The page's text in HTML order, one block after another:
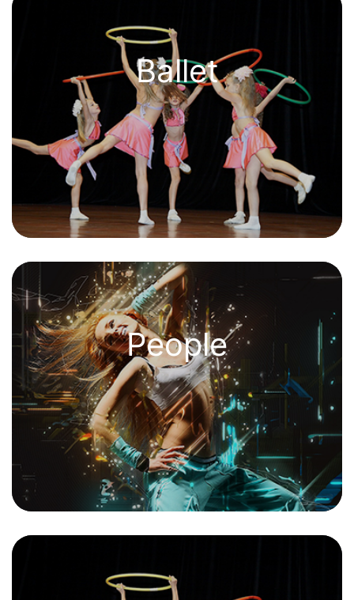
Ballet
People